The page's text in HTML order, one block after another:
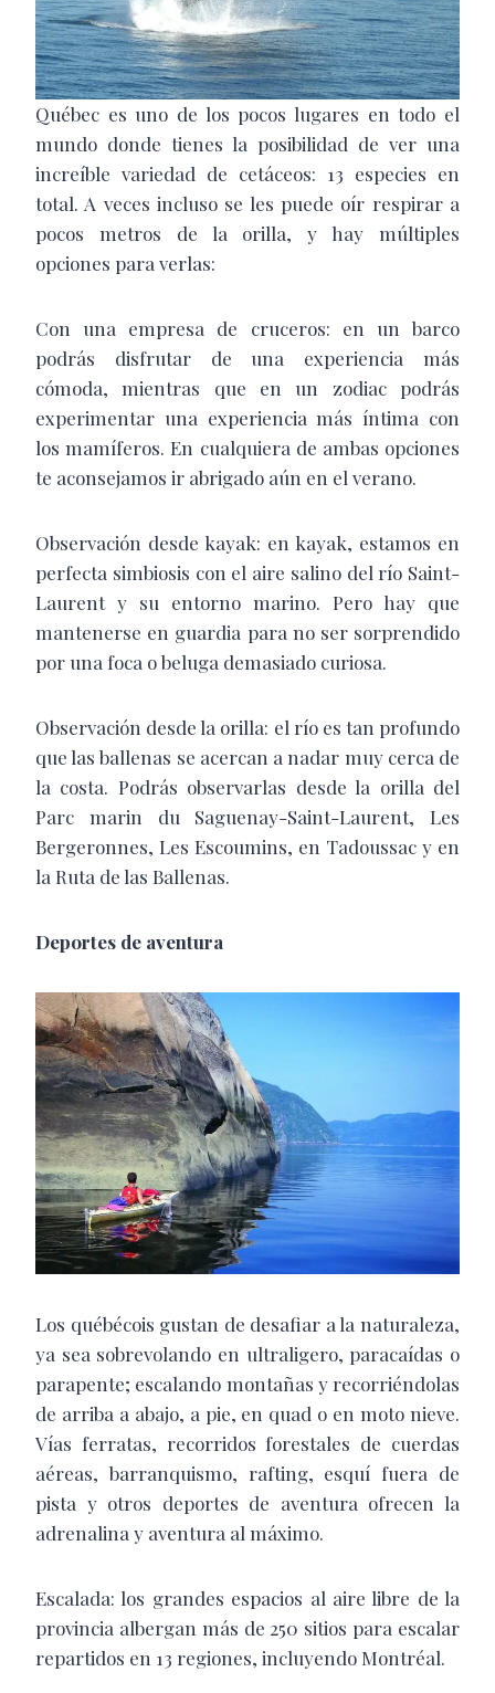
Québec es uno de los pocos lugares en todo el
mundo donde tienes la posibilidad de ver una
increíble variedad de cetáceos: 13 especies en
total. A veces incluso se les puede oír respirar a
pocos metros de la orilla, y hay múltiples
opciones para verlas:
Con una empresa de cruceros: en un barco
podrás disfrutar de una experiencia más
cómoda, mientras que en un zodiac podrás
experimentar una experiencia más íntima con
los mamíferos. En cualquiera de ambas opciones
te aconsejamos ir abrigado aún en el verano.
Observación desde kayak: en kayak, estamos en
perfecta simbiosis con el aire salino del río Saint-
Laurent y su entorno marino. Pero hay que
mantenerse en guardia para no ser sorprendido
por una foca o beluga demasiado curiosa.
Observación desde la orilla: el río es tan profundo
que las ballenas se acercan a nadar muy cerca de
la costa. Podrás observarlas desde la orilla del
Parc marin du Saguenay-Saint-Laurent, Les
Bergeronnes, Les Escoumins, en Tadoussac y en
la Ruta de las Ballenas.
Deportes de aventura
Los québécois gustan de desafiar a la naturaleza,
ya sea sobrevolando en ultraligero, paracaídas o
parapente; escalando montañas y recorriéndolas
de arriba a abajo, a pie, en quad o en moto nieve.
Vías ferratas, recorridos forestales de cuerdas
aéreas, barranquismo, rafting, esquí fuera de
pista y otros deportes de aventura ofrecen la
adrenalina y aventura al máximo.
Escalada: los grandes espacios al aire libre de la
provincia albergan más de 250 sitios para escalar
repartidos en 13 regiones, incluyendo Montréal.